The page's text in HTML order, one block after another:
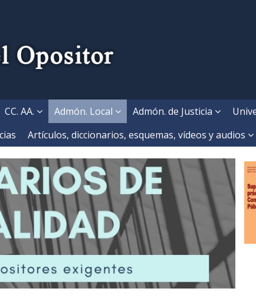
CC. AA. Admón. Local Admón. de Justicia
Artículos, diccionarios, esquemas, vídeos y audios